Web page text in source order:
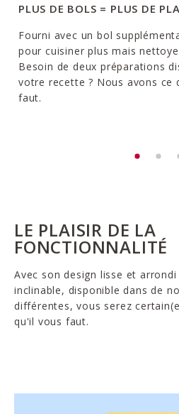
PLUS DE BOLS = PLUS DE
Fourni avec un bol
pour cuisiner plus mais
Besoin de deux préparations
votre recette ? Nous avons ce
faut.
LE PLAISIR DE LA
FONCTIONNALITÉ
Avec son design lisse et
inclinable, disponible dans de
différentes, vous serez
qu'il vous faut.